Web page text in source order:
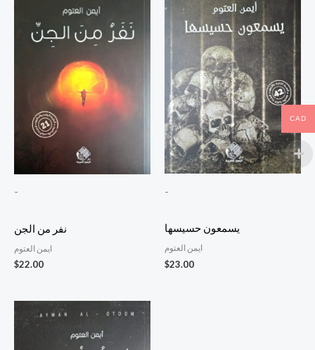
-
نفر من الجن
ايمن العتوم
$22.00
-
يسمعون حسيسها
ايمن العتوم
$23.00
CAD